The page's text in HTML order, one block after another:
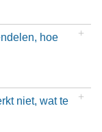
hoe
niet, wat te